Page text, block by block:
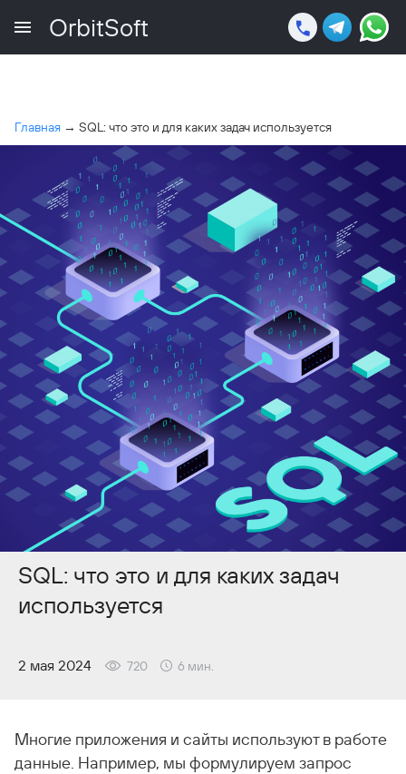
OrbitSoft
Главная → SQL: что это и для каких задач используется
SQL: что это и для каких задач
используется
2 мая 2024 720 6 мин.
Многие приложения и сайты используют в работе
данные. Например, мы формулируем запрос